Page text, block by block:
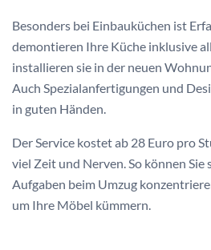
Besonders bei Einbauküchen ist
demontieren Ihre Küche inklusive
installieren sie in der neuen
Auch Spezialanfertigungen und
in guten Händen.
Der Service kostet ab 28 Euro pro
viel Zeit und Nerven. So können Sie
Aufgaben beim Umzug
um Ihre Möbel kümmern.